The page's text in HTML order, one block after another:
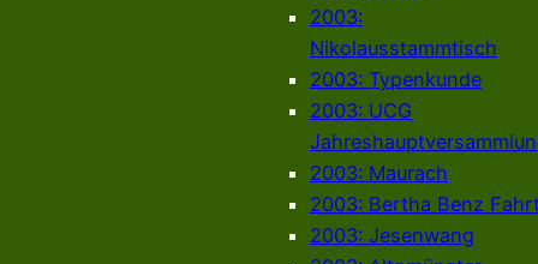
2003:
Nikolausstammtisch
2003: Typenkunde
2003: UCG
2003: Maurach
2003: Bertha Benz
2003: Jesenwang